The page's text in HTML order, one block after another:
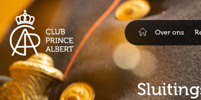
Over ons